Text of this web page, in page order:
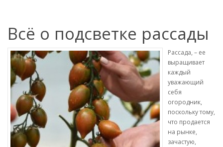
Всё о подсветке рассады
Рассада, – ее
выращивает
каждый
уважающий
себя
огородник,
поскольку тому,
что продается
на рынке,
зачастую,